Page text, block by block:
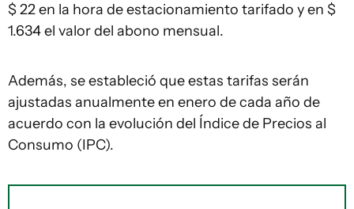
$ 22 en la hora de estacionamiento tarifado y en $
1.634 el valor del abono mensual.
Además, se estableció que estas tarifas serán
ajustadas anualmente en enero de cada año de
acuerdo con la evolución del Índice de Precios al
Consumo (IPC).